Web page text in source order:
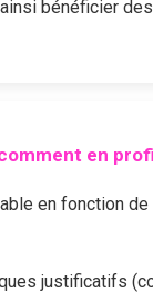
bénéficier
en
en fonction
justificatifs